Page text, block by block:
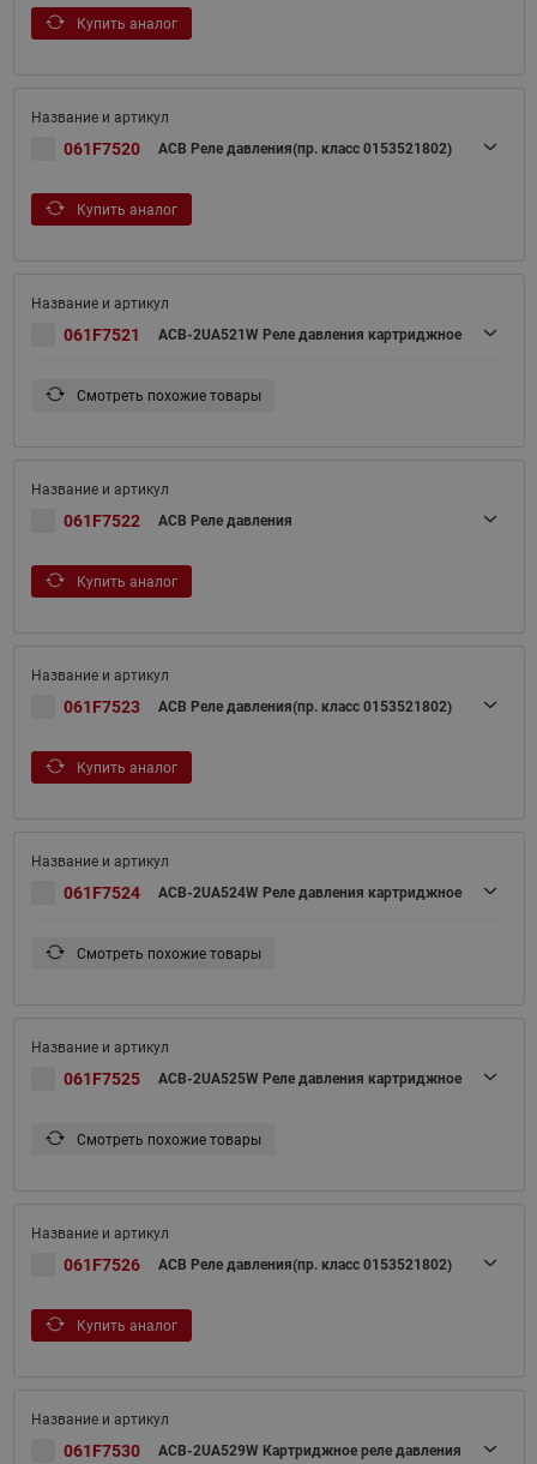
Купить аналог
061F7520 ACB Реле давления(пр. класс 0153521802)
Купить аналог
061F7521 ACB-2UA521W Реле давления картриджное
Смотреть похожие товары
061F7522 ACB Реле давления
Купить аналог
061F7523 ACB Реле давления(пр. класс 0153521802)
Купить аналог
061F7524 ACB-2UA524W Реле давления картриджное
Смотреть похожие товары
061F7525 ACB-2UA525W Реле давления картриджное
Смотреть похожие товары
061F7526 ACB Реле давления(пр. класс 0153521802)
Купить аналог
061F7530 ACB-2UA529W Картриджное реле давления